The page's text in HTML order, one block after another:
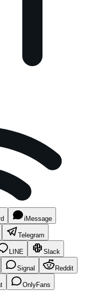
iMessage
Telegram
LINE Slack
Signal Reddit
OnlyFans